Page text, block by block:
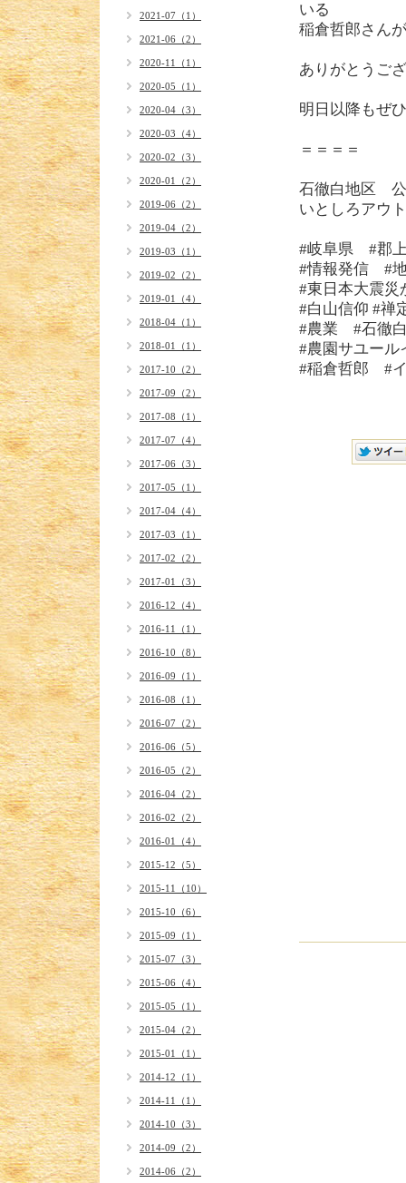
いる
稲倉哲郎さん
ありがとうご
明日以降もぜ
＝＝＝＝
石徹白地区
いとしろアウ
#岐阜県 #郡
#情報発信 #
#東日本大震災
#白山信仰 #禅
#農業 #石徹
#農園サユー
#稲倉哲郎 #
2021-07（1）
2021-06（2）
2020-11（1）
2020-05（1）
2020-04（3）
2020-03（4）
2020-02（3）
2020-01（2）
2019-06（2）
2019-04（2）
2019-03（1）
2019-02（2）
2019-01（4）
2018-04（1）
2018-01（1）
2017-10（2）
2017-09（2）
2017-08（1）
2017-07（4）
2017-06（3）
2017-05（1）
2017-04（4）
2017-03（1）
2017-02（2）
2017-01（3）
2016-12（4）
2016-11（1）
2016-10（8）
2016-09（1）
2016-08（1）
2016-07（2）
2016-06（5）
2016-05（2）
2016-04（2）
2016-02（2）
2016-01（4）
2015-12（5）
2015-11（10）
2015-10（6）
2015-09（1）
2015-07（3）
2015-06（4）
2015-05（1）
2015-04（2）
2015-01（1）
2014-12（1）
2014-11（1）
2014-10（3）
2014-09（2）
2014-06（2）